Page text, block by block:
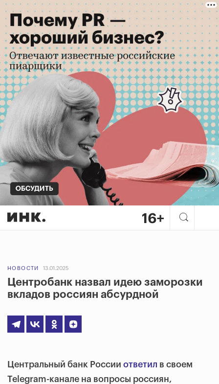
НОВОСТИ 13.01.2025
Центробанк назвал идею заморозки
вкладов россиян абсурдной
Центральный банк России ответил в своем
Telegram-канале на вопросы россиян,